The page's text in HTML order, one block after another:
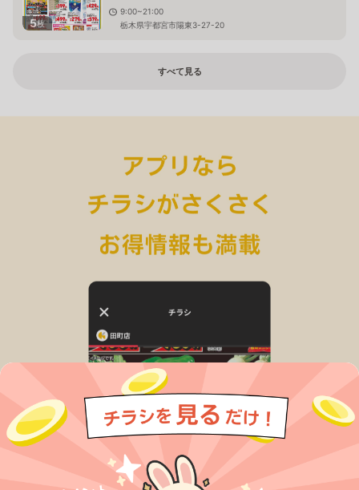
5枚
9:00~21:00
栃木県宇都宮市陽東3-27-20
すべて見る